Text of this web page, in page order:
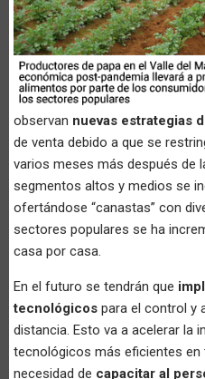
observan nuevas estrategias
de venta debido a que se
varios meses más después de
segmentos altos y medios se
ofertándose “canastas” con
sectores populares se ha
casa por casa.
En el futuro se tendrán que
tecnológicos para el control y
distancia. Esto va a acelerar la
tecnológicos más eficientes
necesidad de capacitar al